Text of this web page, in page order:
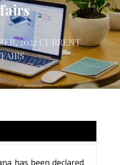
2022 CURRENT
has been declared